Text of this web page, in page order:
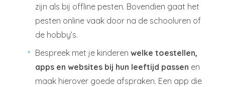
zijn als bij offline pesten. Bovendien gaat het
pesten online vaak door na de schooluren of
de hobby’s.
Bespreek met je kinderen welke toestellen,
apps en websites bij hun leeftijd passen en
maak hierover goede afspraken. Een app die